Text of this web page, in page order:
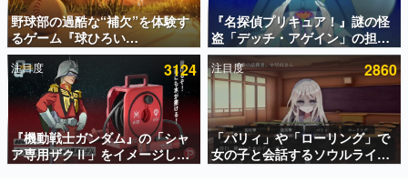
アプリセール情報
インタビュー
連載・特集一覧
殿堂入り記事
SNS拡散数が数千以上！ ページビュー数万以上！ などな
ど。多くの人々に読まれた、電ファミ渾身の“殿堂入り”記
事をまとめました。
野球部の過酷な“補欠”を体験す
るゲーム『球ひろい
Simulator』が「1件」のウィッ
シュリストをもとにチェコ語に
対応しSNSで話題に。『キング
ダム・カム』開発元やチェコの
プロ野球選手から称賛の声
『名探偵プリキュア！』謎の怪
盗「デッチ・アゲイン」の担当
キャストは天﨑滉平さんと判
明。『Re:ゼロから始める異世
界生活』オットー役、『ヒプノ
シスマイク』山田三郎役など
注目度 3124
『機動戦士ガンダム』の「シャ
ア専用ザクⅡ」をイメージした
散水ホースリールが予約開始。
注目度 2860
「パリィ」や「ローリング」で
女の子と会話するソウルライク
恋愛ゲーム『小早川さんはソウ